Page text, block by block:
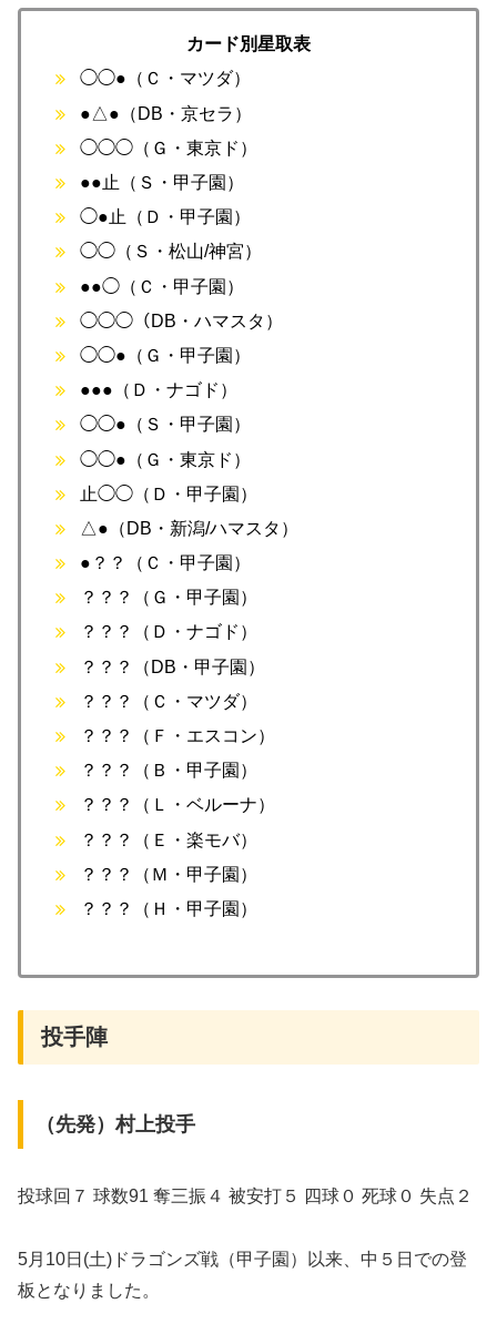
カード別星取表
◯◯●（Ｃ・マツダ）
●△●（DB・京セラ）
◯◯◯（Ｇ・東京ド）
●●止（Ｓ・甲子園）
◯●止（Ｄ・甲子園）
◯◯（Ｓ・松山/神宮）
●●◯（Ｃ・甲子園）
◯◯◯（DB・ハマスタ）
◯◯●（Ｇ・甲子園）
●●●（Ｄ・ナゴド）
◯◯●（Ｓ・甲子園）
◯◯●（Ｇ・東京ド）
止◯◯（Ｄ・甲子園）
△●（DB・新潟/ハマスタ）
●？？（Ｃ・甲子園）
？？？（Ｇ・甲子園）
？？？（Ｄ・ナゴド）
？？？（DB・甲子園）
？？？（Ｃ・マツダ）
？？？（Ｆ・エスコン）
？？？（Ｂ・甲子園）
？？？（Ｌ・ベルーナ）
？？？（Ｅ・楽モバ）
？？？（Ｍ・甲子園）
？？？（Ｈ・甲子園）
投手陣
（先発）村上投手
投球回７ 球数91 奪三振４ 被安打５ 四球０ 死球０ 失点２
5月10日(土)ドラゴンズ戦（甲子園）以来、中５日での登
板となりました。